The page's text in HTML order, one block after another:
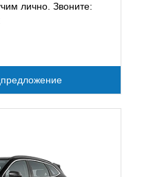
лично. Звоните: